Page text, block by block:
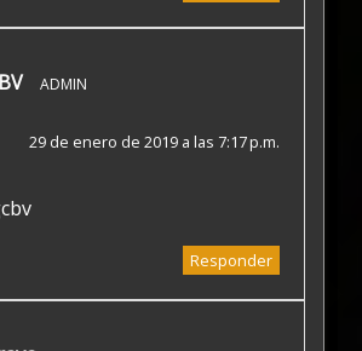
ADMIN
29 de enero de 2019 a las 7:17 p.m.
Responder